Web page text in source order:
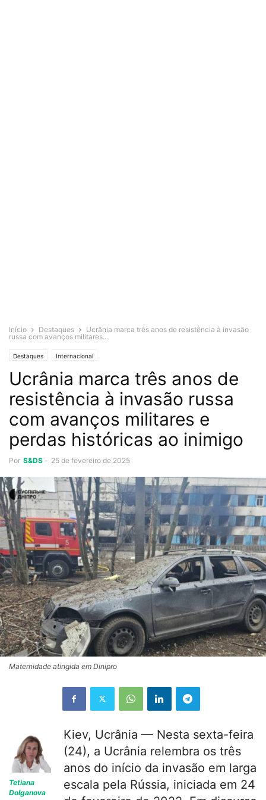
Início Destaques
Ucrânia marca três anos de resistência à invasão
russa com avanços militares...
Destaques Internacional
Ucrânia marca três anos de
resistência à invasão russa
com avanços militares e
perdas históricas ao inimigo
Por S&DS - 25 de fevereiro de 2025
Maternidade atingida em Dinipro
Tetiana
Dolganova
Kiev, Ucrânia — Nesta sexta-feira
(24), a Ucrânia relembra os três
anos do início da invasão em larga
escala pela Rússia, iniciada em 24